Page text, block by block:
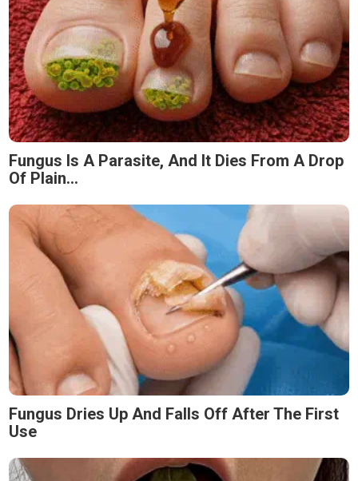
Fungus Is A Parasite, And It Dies From A Drop
Of Plain...
Fungus Dries Up And Falls Off After The First
Use